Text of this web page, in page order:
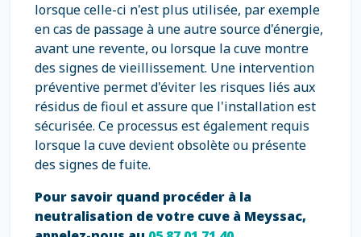
lorsque celle-ci n'est plus utilisée, par exemple
en cas de passage à une autre source d'énergie,
avant une revente, ou lorsque la cuve montre
des signes de vieillissement. Une intervention
préventive permet d'éviter les risques liés aux
résidus de fioul et assure que l'installation est
sécurisée. Ce processus est également requis
lorsque la cuve devient obsolète ou présente
des signes de fuite.
Pour savoir quand procéder à la
neutralisation de votre cuve à Meyssac,